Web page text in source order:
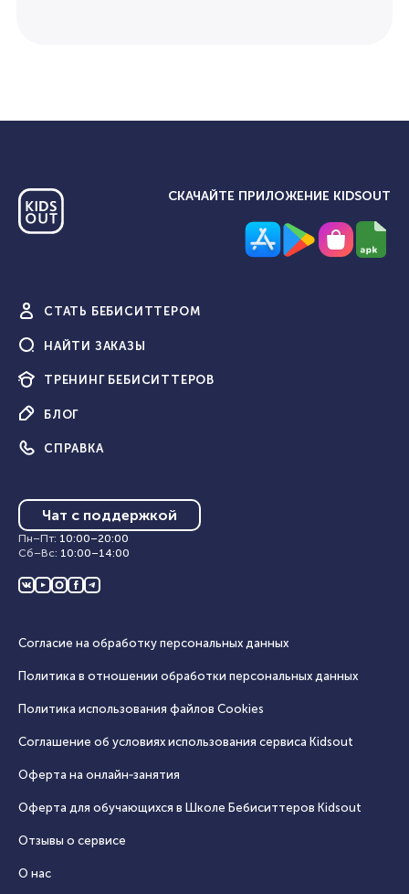
СКАЧАЙТЕ ПРИЛОЖЕНИЕ KIDSOUT
СТАТЬ БЕБИСИТТЕРОМ
НАЙТИ ЗАКАЗЫ
ТРЕНИНГ БЕБИСИТТЕРОВ
БЛОГ
СПРАВКА
Чат с поддержкой
Пн–Пт: 10:00–20:00
Сб–Вс: 10:00–14:00
Согласие на обработку персональных данных
Политика в отношении обработки персональных данных
Политика использования файлов Cookies
Соглашение об условиях использования сервиса Кidsout
Оферта на онлайн‑занятия
Оферта для обучающихся в Школе Бебиситтеров Kidsout
Отзывы о сервисе
О нас